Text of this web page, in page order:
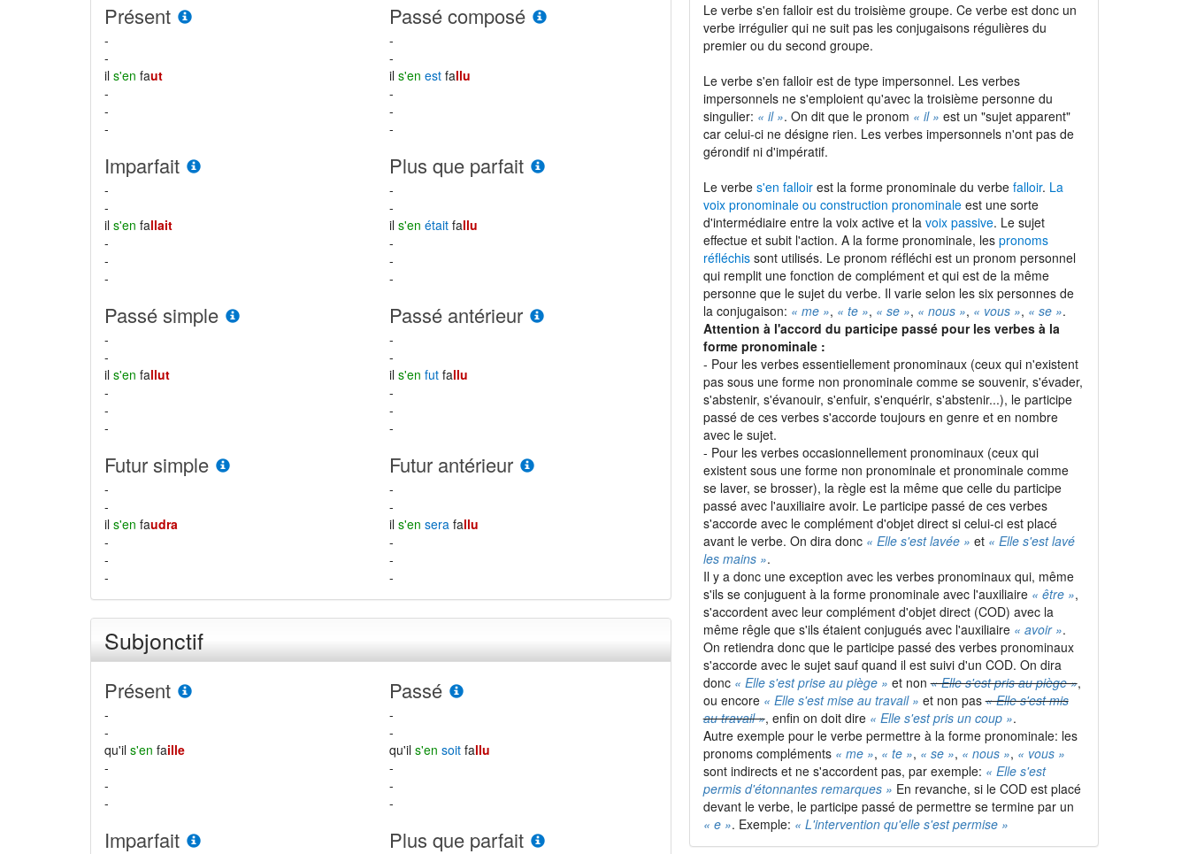
Présent
-
-
il s'en faut
-
-
-
Passé composé
-
-
ils'enest fallu
-
-
-
Imparfait
-
-
il s'en fallait
-
-
-
Plus que parfait
-
-
ils'enétait fallu
-
-
-
Passé simple
-
-
il s'en fallut
-
-
-
Passé antérieur
-
-
ils'enfut fallu
-
-
-
Futur simple
-
-
il s'en faudra
-
-
-
Futur antérieur
-
-
ils'ensera fallu
-
-
-
Subjonctif
Présent
-
-
qu'il s'en faille
-
-
-
Passé
-
-
qu'ils'ensoit fallu
-
-
-
Imparfait Plus que parfait
Le verbe s'en falloir est du troisième groupe. Ce verbe est donc un
verbe irrégulier qui ne suit pas les conjugaisons régulières du
premier ou du second groupe.
Le verbe s'en falloir est de type impersonnel. Les verbes
impersonnels ne s'emploient qu'avec la troisième personne du
singulier: « il ». On dit que le pronom « il » est un "sujet apparent"
car celui-ci ne désigne rien. Les verbes impersonnels n'ont pas de
gérondif ni d'impératif.
Le verbe s'en falloirest la forme pronominale du verbe falloir. La
voix pronominale ou construction pronominaleest une sorte
d'intermédiaire entre la voix active et la voix passive. Le sujet
effectue et subit l'action. A la forme pronominale, les pronoms
réfléchissont utilisés. Le pronom réfléchi est un pronom personnel
qui remplit une fonction de complément et qui est de la même
personne que le sujet du verbe. Il varie selon les six personnes de
la conjugaison: « me », « te », « se », « nous », « vous », « se ».
Attention à l'accord du participe passé pour les verbes à la
forme pronominale :
- Pour les verbes essentiellement pronominaux (ceux qui n'existent
pas sous une forme non pronominale comme se souvenir, s'évader,
s'abstenir, s'évanouir, s'enfuir, s'enquérir, s'abstenir...), le participe
passé de ces verbes s'accorde toujours en genre et en nombre
avec le sujet.
- Pour les verbes occasionnellement pronominaux (ceux qui
existent sous une forme non pronominale et pronominale comme
se laver, se brosser), la règle est la même que celle du participe
passé avec l'auxiliaire avoir. Le participe passé de ces verbes
s'accorde avec le complément d'objet direct si celui-ci est placé
avant le verbe. On dira donc « Elle s'est lavée » et « Elle s'est lavé
les mains ».
Il y a donc une exception avec les verbes pronominaux qui, même
s'ils se conjuguent à la forme pronominale avec l'auxiliaire « être »,
s'accordent avec leur complément d'objet direct (COD) avec la
même rêgle que s'ils étaient conjugués avec l'auxiliaire « avoir ».
On retiendra donc que le participe passé des verbes pronominaux
s'accorde avec le sujet sauf quand il est suivi d'un COD. On dira
donc « Elle s'est prise au piège » et non« Elle s'est pris au piège »,
ou encore « Elle s'est mise au travail » et non pas« Elle s'est mis
au travail », enfin on doit dire « Elle s'est pris un coup ».
Autre exemple pour le verbe permettre à la forme pronominale: les
pronoms compléments « me », « te », « se », « nous », « vous »
sont indirects et ne s'accordent pas, par exemple: « Elle s'est
permis d'étonnantes remarques » En revanche, si le COD est placé
devant le verbe, le participe passé de permettre se termine par un
« e ». Exemple: « L'intervention qu'elle s'est permise »